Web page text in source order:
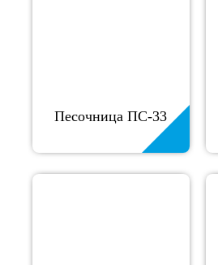
Песочница ПС-33